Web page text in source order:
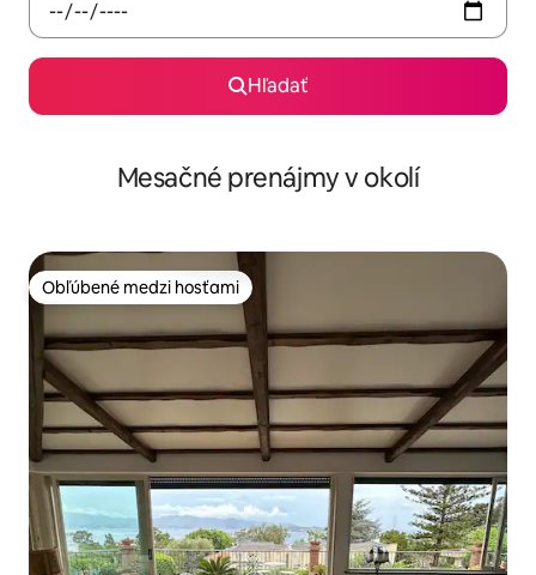
Hľadať
Mesačné prenájmy v okolí
Obľúbené medzi hosťami
Obľúbené medzi hosťami